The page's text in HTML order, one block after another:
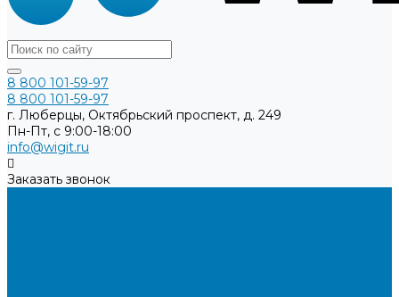
8 800 101-59-97
8 800 101-59-97
г. Люберцы, Октябрьский проспект, д. 249
Пн-Пт, с 9:00-18:00
info@wigit.ru
Заказать звонок